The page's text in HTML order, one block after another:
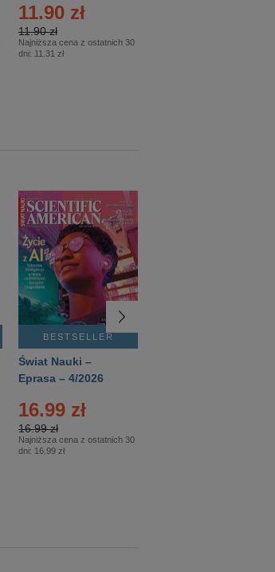
11.90 zł
11.90 zł
Najniższa cena z ostatnich 30
dni: 11.31 zł
BESTSELLER
Świat Nauki –
Eprasa – 4/2026
16.99 zł
16.99 zł
Najniższa cena z ostatnich 30
dni: 16.99 zł